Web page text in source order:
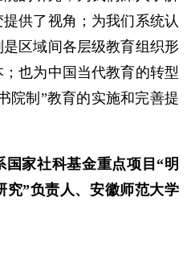
供了视角；为我们系统认
区域间各层级教育组织形
也为中国当代教育的转型
院制”教育的实施和完善提
国家社科基金重点项目“明
究”负责人、安徽师范大学